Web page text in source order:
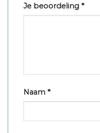
Je beoordeling *
Naam *